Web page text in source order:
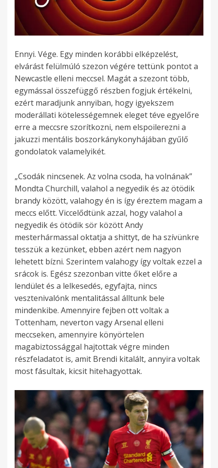
Ennyi. Vége. Egy minden korábbi elképzelést,
elvárást felülmúló szezon végére tettünk pontot a
Newcastle elleni meccsel. Magát a szezont több,
egymással összefüggő részben fogjuk értékelni,
ezért maradjunk annyiban, hogy igyekszem
moderállati kötelességemnek eleget téve egyelőre
erre a meccsre szorítkozni, nem elspoilerezni a
jakuzzi mentális boszorkánykonyhájában gyűlő
gondolatok valamelyikét.
„Csodák nincsenek. Az volna csoda, ha volnának”
Mondta Churchill, valahol a negyedik és az ötödik
brandy között, valahogy én is így éreztem magam a
meccs előtt. Viccelődtünk azzal, hogy valahol a
negyedik és ötödik sör között Andy
mesterhármassal oktatja a shittyt, de ha szívünkre
tesszük a kezünket, ebben azért nem nagyon
lehetett bízni. Szerintem valahogy így voltak ezzel a
srácok is. Egész szezonban vitte őket előre a
lendület és a lelkesedés, egyfajta, nincs
vesztenivalónk mentalitással álltunk bele
mindenkibe. Amennyire fejben ott voltak a
Tottenham, neverton vagy Arsenal elleni
meccseken, amennyire könyörtelen
magabiztossággal hajtottak végre minden
részfeladatot is, amit Brendi kitalált, annyira voltak
most fásultak, kicsit hitehagyottak.